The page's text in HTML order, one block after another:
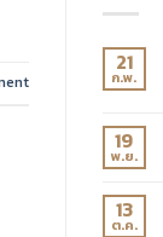
21
ก.พ.
19
พ.ย.
13
ต.ค.